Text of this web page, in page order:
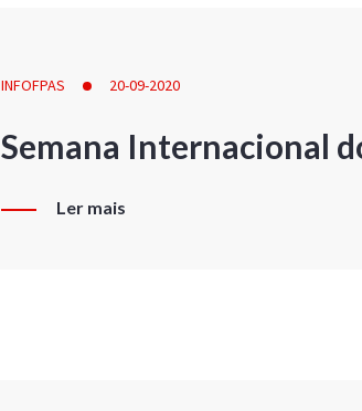
INFOFPAS 20-09-2020
Semana Internacional
Ler mais